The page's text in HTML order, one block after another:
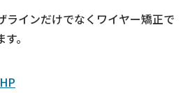
ラインだけでなくワイヤー矯正で
。